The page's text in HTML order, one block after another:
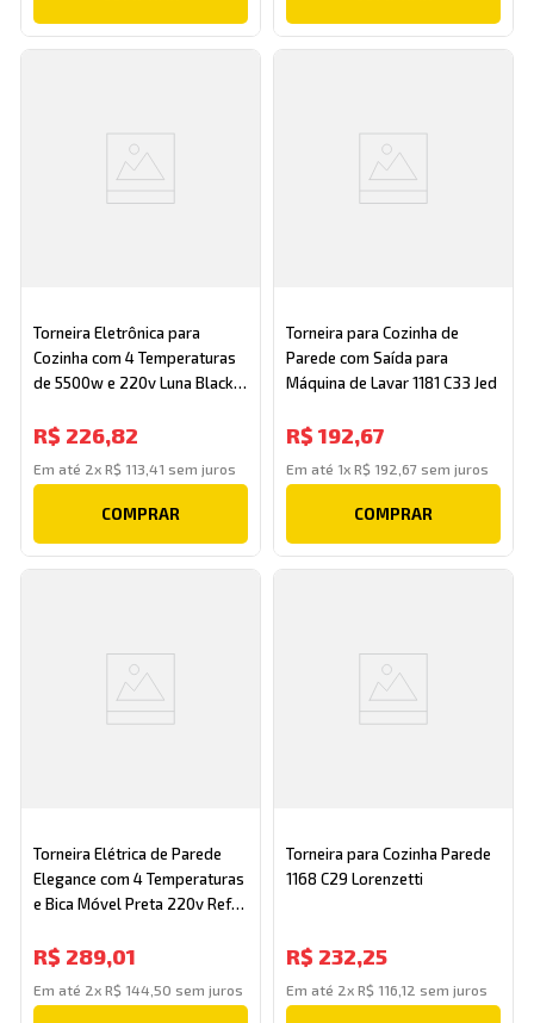
Torneira Eletrônica para
Cozinha com 4 Temperaturas
de 5500w e 220v Luna Black
R$ 226,82
Em até 2xR$ 113 ,41 sem juros
COMPRAR
Torneira para Cozinha de
Parede com Saída para
Máquina de Lavar 1181 C33 Jed
R$ 192,67
Em até 1x R$ 192 67 sem juros
COMPRAR
Torneira Elétrica de Parede
Elegance com 4 Temperaturas
e Bica Móvel Preta 220v Ref.
R$ 289,01
Em até 2xR$ 144 ,50 sem juros
Torneira para Cozinha Parede
1168 C29 Lorenzetti
R$ 232,25
Em até 2x R$ 116 12 sem juros